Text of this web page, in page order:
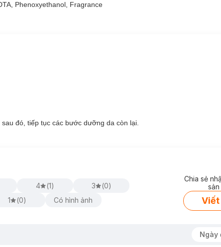
Than Tre Sạch Sâu, Se Khít Lỗ Chân Lông 25g
tình trạng mụn trứng cá.
Phenoxyethanol, Fragrance
đó, tiếp tục các bước dưỡng da còn lại.
4 (1) 3 (0)
1 (0) Có hình ảnh
Chia sẻ
Viết
Ngày